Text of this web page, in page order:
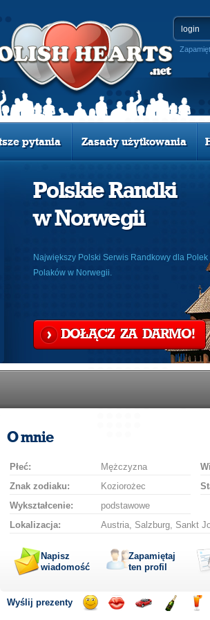
pytania Zasady użytkowania
Polskie Randki
w Norwegii
Największy Polski Serwis Randkowy dla Polek
Polaków w Norwegii.
DOŁĄCZ ZA DARMO!
O mnie
Płeć: Mężczyzna
Znak zodiaku:
Koziorożec
Wykształcenie:
podstawowe
Lokalizacja:
Austria, Salzburg, Sankt
Napisz
wiadomość
Zapamiętaj
ten profil
Wyślij prezenty